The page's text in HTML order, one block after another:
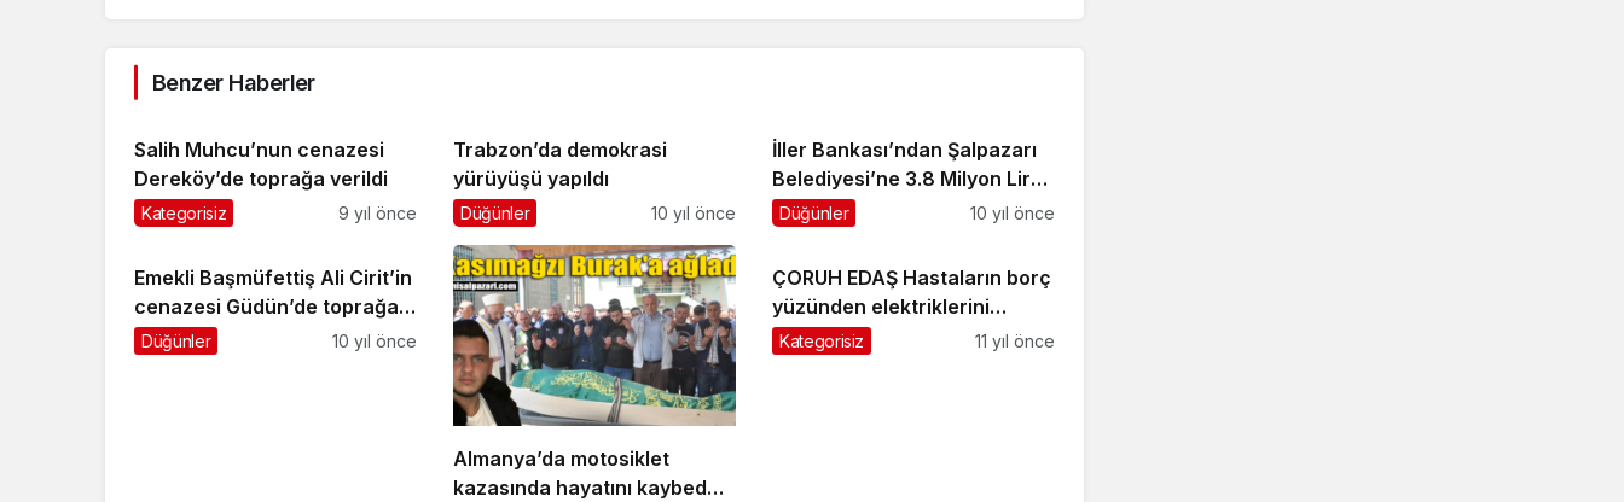
Benzer Haberler
Salih Muhcu’nun cenazesi
Dereköy’de toprağa verildi
Kategorisiz 9 yıl önce
Trabzon’da demokrasi
yürüyüşü yapıldı
Düğünler 10 yıl önce
İller Bankası’ndan Şalpazarı
Belediyesi’ne 3.8 Milyon Lira
kredi
Düğünler 10 yıl önce
Emekli Başmüfettiş Ali Cirit’in
cenazesi Güdün’de toprağa
verildi
Düğünler 10 yıl önce
Almanya’da motosiklet
kazasında hayatını kaybeden
ÇORUH EDAŞ Hastaların borç
yüzünden elektriklerini
hemen kesmeyecek
Kategorisiz 11 yıl önce